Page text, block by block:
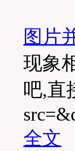
图片
现象
吧,直
全文